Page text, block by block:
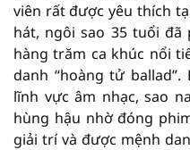
viên rất được yêu thích
hát, ngôi sao 35 tuổi đã
hàng trăm ca khúc nổi
danh “hoàng tử
lĩnh vực âm nhạc, sao
hùng hậu nhờ đóng
giải trí và được mệnh